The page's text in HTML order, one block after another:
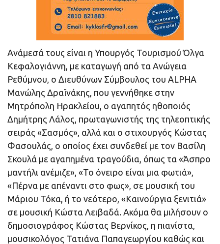
Ανάμεσά τους είναι η Υπουργός Τουρισμού Όλγα
Κεφαλογιάννη, με καταγωγή από τα Ανώγεια
Ρεθύμνου, ο Διευθύνων Σύμβουλος του ALPHA
Μανώλης Δραϊνάκης, που γεννήθηκε στην
Μητρόπολη Ηρακλείου, ο αγαπητός ηθοποιός
Δημήτρης Λάλος, πρωταγωνιστής της τηλεοπτικής
σειράς «Σασμός», αλλά και ο στιχουργός Κώστας
Φασουλάς, ο οποίος έχει συνδεθεί με τον Βασίλη
Σκουλά με αγαπημένα τραγούδια, όπως τα «Άσπρο
μαντήλι ανέμιζε», «Το όνειρο είναι μια φωτιά»,
«Πέρνα με απέναντι στο φως», σε μουσική του
Μάριου Τόκα, ή το νεότερο, «Καινούργια ξενιτιά»
σε μουσική Κώστα Λειβαδά. Ακόμα θα μιλήσουν ο
δημοσιογράφος Κώστας Βερνίκος, η πιανίστα,
μουσικολόγος Τατιάνα Παπαγεωργίου καθώς και